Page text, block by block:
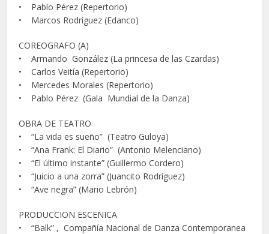
• Pablo Pérez (Repertorio)
• Marcos Rodríguez (Edanco)
COREOGRAFO (A)
• Armando González (La princesa de las Czardas)
• Carlos Veitía (Repertorio)
• Mercedes Morales (Repertorio)
• Pablo Pérez (Gala Mundial de la Danza)
OBRA DE TEATRO
• “La vida es sueño” (Teatro Guloya)
• “Ana Frank: El Diario” (Antonio Melenciano)
• “El último instante” (Guillermo Cordero)
• “Juicio a una zorra” (Juancito Rodríguez)
• “Ave negra” (Mario Lebrón)
PRODUCCION ESCENICA
• “Balk” , Compañía Nacional de Danza Contemporanea